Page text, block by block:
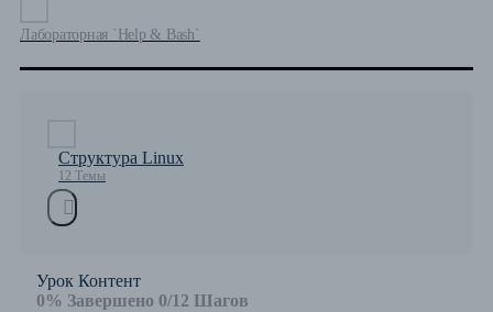
Лабораторная `Help & Bash`
Структура Linux
12 Темы
Урок Контент
0% Завершено 0/12 Шагов